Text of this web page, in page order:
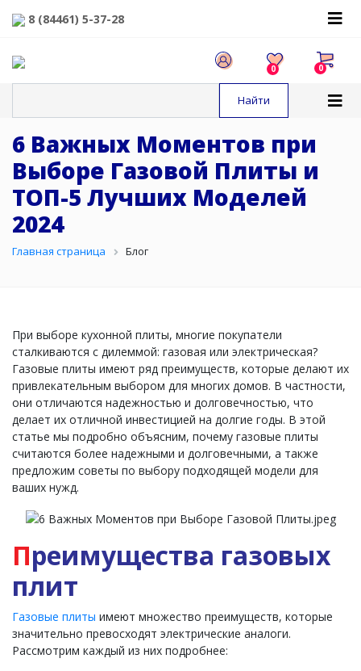
8 (84461) 5-37-28
0 0
6 Важных Моментов при
Выборе Газовой Плиты и
ТОП-5 Лучших Моделей
2024
Главная страница Блог
При выборе кухонной плиты, многие покупатели
сталкиваются с дилеммой: газовая или электрическая?
Газовые плиты имеют ряд преимуществ, которые делают их
привлекательным выбором для многих домов. В частности,
они отличаются надежностью и долговечностью, что
делает их отличной инвестицией на долгие годы. В этой
статье мы подробно объясним, почему газовые плиты
считаются более надежными и долговечными, а также
предложим советы по выбору подходящей модели для
ваших нужд.
Преимущества газовых
плит
Газовые плиты имеют множество преимуществ, которые
значительно превосходят электрические аналоги.
Рассмотрим каждый из них подробнее: